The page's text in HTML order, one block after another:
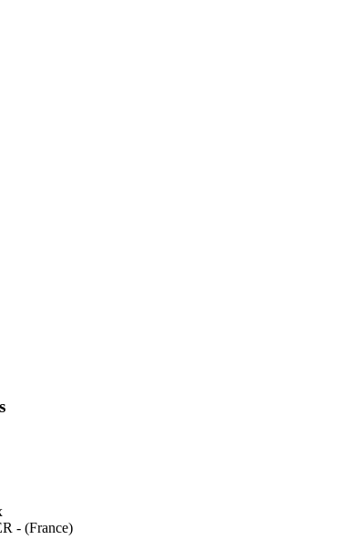
- (France)